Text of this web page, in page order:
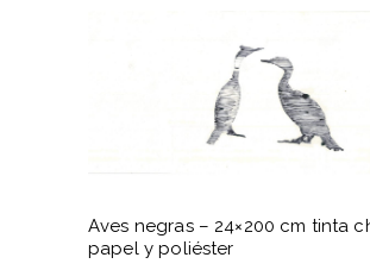
Aves negras – 24×200 cm tinta
papel y poliéster